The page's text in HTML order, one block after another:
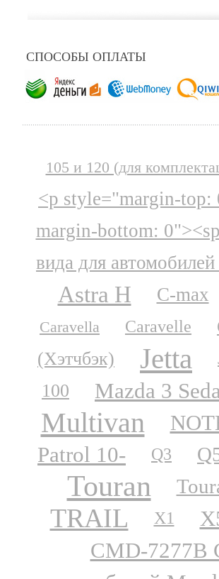
СПОСОБЫ ОПЛАТЫ
105 и 120 (для
<p style="margin-
margin-bottom:
вида для
Astra H C-max
Caravella Caravelle
(Хэтчбэк)
Jetta
100 Mazda 3
Multivan
Patrol 10- Q3
Touran
TRAIL X1
CMD-7277B